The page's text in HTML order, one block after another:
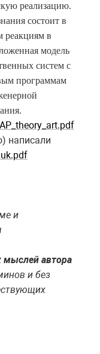
реализацию.
состоит в
реакциям в
модель
систем с
программам
написали
и
мыслей автора
и без